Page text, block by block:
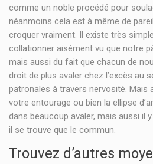
comme un noble procédé pour
néanmoins cela est à même de
croquer vraiment. Il existe très
collationner aisément vu que notre
mais aussi du fait que chacun de
droit de plus avaler chez l’excès au
patronales à travers nervosité. Mais
votre entourage ou bien la ellipse
dans beaucoup avaler, mais aussi il
il se trouve que le commun.
Trouvez d’autres